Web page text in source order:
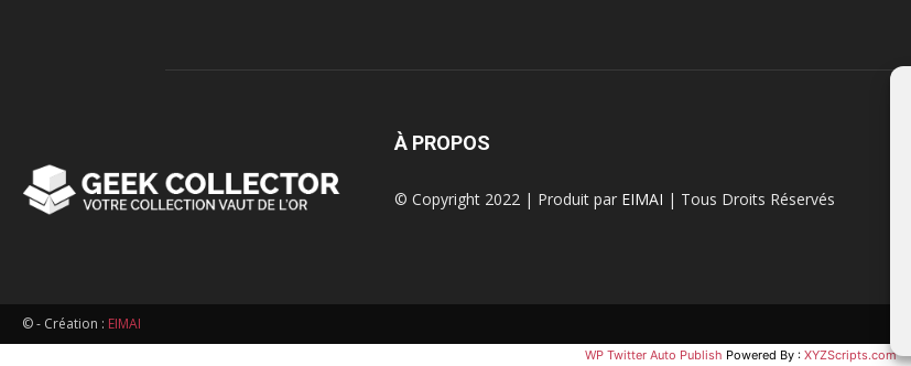
À PROPOS
© Copyright 2022 | Produit par EIMAI | Tous Droits Réservés
© - Création : EIMAI
WP Twitter Auto Publish Powered By : XYZScripts.com